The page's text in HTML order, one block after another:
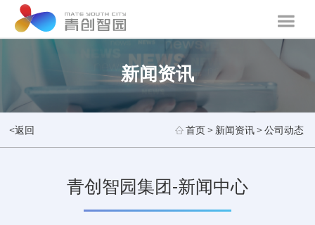
新闻资讯
<返回 首页> 新闻资讯>公司动态
青创智园集团-新闻中心